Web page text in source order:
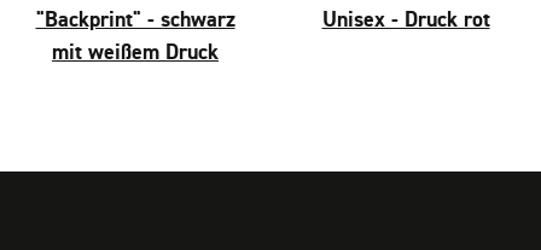
"Backprint" - schwarz
mit weißem Druck
Unisex - Druck rot